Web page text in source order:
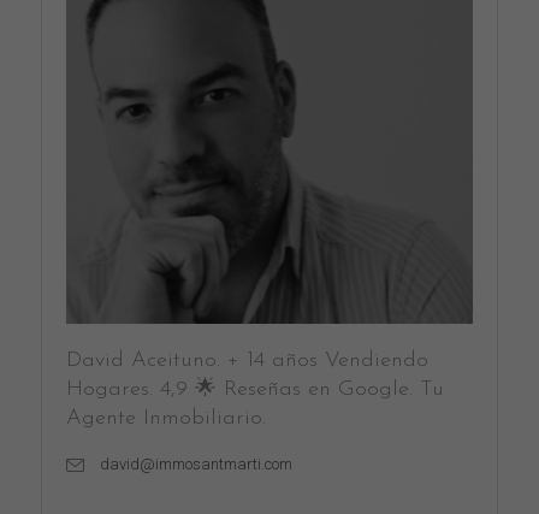
David Aceituno. + 14 años Vendiendo
Hogares. 4,9 🌟 Reseñas en Google. Tu
Agente Inmobiliario.
david@immosantmarti.com